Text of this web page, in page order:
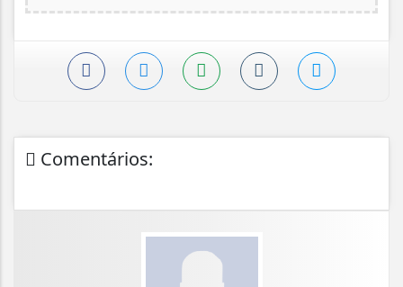
Comentários: